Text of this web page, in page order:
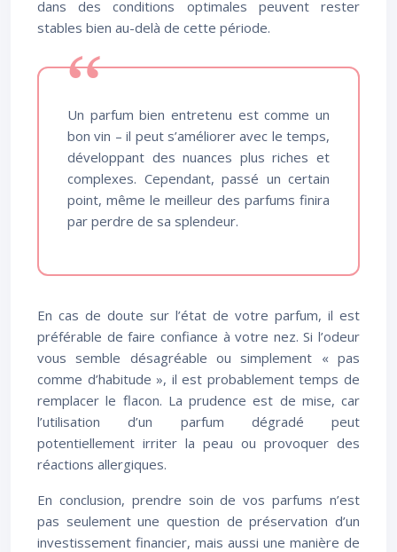
dans des conditions optimales peuvent rester
stables bien au-delà de cette période.
Un parfum bien entretenu est comme un
bon vin – il peut s’améliorer avec le temps,
développant des nuances plus riches et
complexes. Cependant, passé un certain
point, même le meilleur des parfums finira
par perdre de sa splendeur.
En cas de doute sur l’état de votre parfum, il est
préférable de faire confiance à votre nez. Si l’odeur
vous semble désagréable ou simplement « pas
comme d’habitude », il est probablement temps de
remplacer le flacon. La prudence est de mise, car
l’utilisation d’un parfum dégradé peut
potentiellement irriter la peau ou provoquer des
réactions allergiques.
En conclusion, prendre soin de vos parfums n’est
pas seulement une question de préservation d’un
investissement financier, mais aussi une manière de